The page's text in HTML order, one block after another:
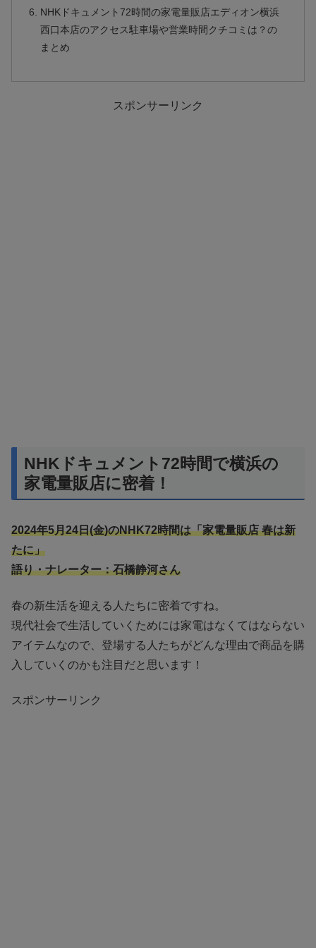
NHKドキュメント72時間の家電量販店エディオン横浜
西口本店のアクセス駐車場や営業時間クチコミは？の
まとめ
スポンサーリンク
NHKドキュメント72時間で横浜の
家電量販店に密着！
2024年5月24日(金)のNHK72時間は「家電量販店 春は新
たに」
語り・ナレーター：石橋静河さん
春の新生活を迎える人たちに密着ですね。
現代社会で生活していくためには家電はなくてはならない
アイテムなので、登場する人たちがどんな理由で商品を購
入していくのかも注目だと思います！
スポンサーリンク